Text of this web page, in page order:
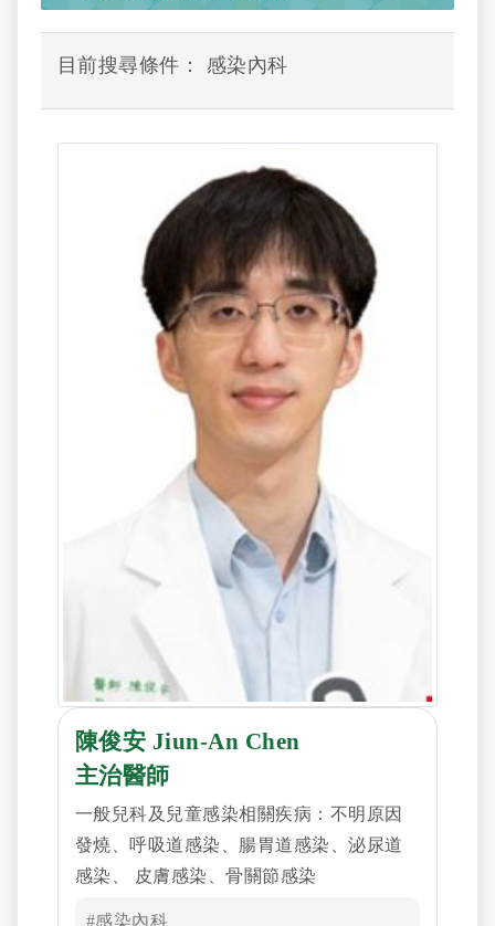
目前搜尋條件： 感染內科
陳俊安 Jiun-An Chen
主治醫師
一般兒科及兒童感染相關疾病：不明原因
發燒、呼吸道感染、腸胃道感染、泌尿道
感染、 皮膚感染、骨關節感染
#感染內科